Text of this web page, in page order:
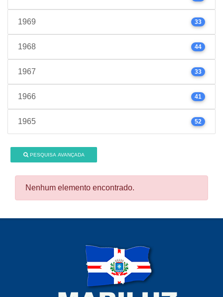
1969 33
1968 44
1967 33
1966 41
1965 52
PESQUISA AVANÇADA
Nenhum elemento encontrado.